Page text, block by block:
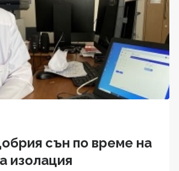
сън по време на
изолация